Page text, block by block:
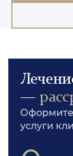
—
Оформите
услуги